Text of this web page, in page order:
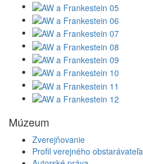
Múzeum
Zverejňovanie
Profil verejného obstarávateľa